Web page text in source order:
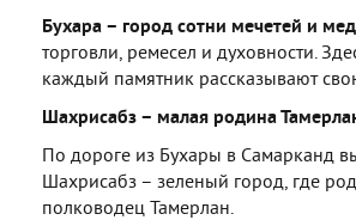
Бухара – город сотни мечетей и
торговли, ремесел и духовности.
каждый памятник рассказывают
Шахрисабз – малая родина
По дороге из Бухары в Самарканд
Шахрисабз – зеленый город, где
полководец Тамерлан.